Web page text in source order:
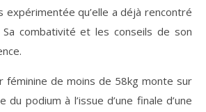
expérimentée qu’elle a déjà rencontré
Sa combativité et les conseils de son
féminine de moins de 58kg monte sur
du podium à l’issue d’une finale d’une